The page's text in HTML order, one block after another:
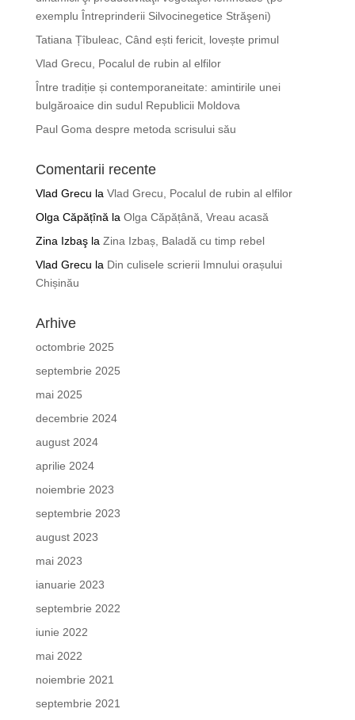
exemplu Întreprinderii Silvocinegetice Străşeni)
Tatiana Țîbuleac, Când ești fericit, lovește primul
Vlad Grecu, Pocalul de rubin al elfilor
Între tradiție și contemporaneitate: amintirile unei
bulgăroaice din sudul Republicii Moldova
Paul Goma despre metoda scrisului său
Comentarii recente
Vlad Grecu la Vlad Grecu, Pocalul de rubin al elfilor
Olga Căpățînă la Olga Căpățână, Vreau acasă
Zina Izbaşla Zina Izbaș, Baladă cu timp rebel
Vlad Grecu la Din culisele scrierii Imnului orașului
Chișinău
Arhive
octombrie 2025
septembrie 2025
mai 2025
decembrie 2024
august 2024
aprilie 2024
noiembrie 2023
septembrie 2023
august 2023
mai 2023
ianuarie 2023
septembrie 2022
iunie 2022
mai 2022
noiembrie 2021
septembrie 2021